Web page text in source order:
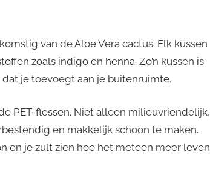
van de Aloe Vera cactus. Elk kussen
zoals indigo en henna. Zo’n kussen is
je toevoegt aan je buitenruimte.
PET-flessen. Niet alleen milieuvriendelijk,
en makkelijk schoon te maken.
en je zult zien hoe het meteen meer leven